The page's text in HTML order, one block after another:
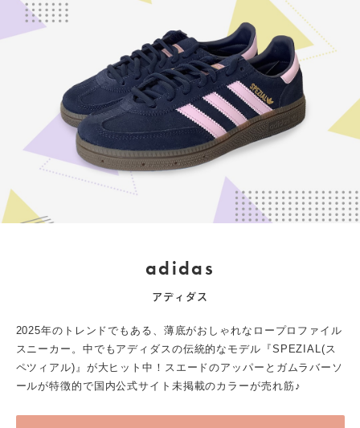
adidas
アディダス
2025年のトレンドでもある、薄底がおしゃれなロープロファイル
スニーカー。中でもアディダスの伝統的なモデル『SPEZIAL(ス
ペツィアル)』が大ヒット中！スエードのアッパーとガムラバーソ
ールが特徴的で国内公式サイト未掲載のカラーが売れ筋♪